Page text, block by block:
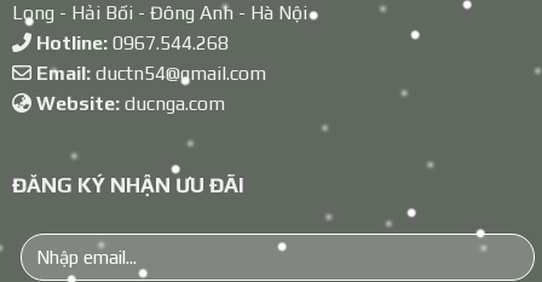
Long - Hải Bối - Đông Anh - Hà Nội
Hotline: 0967.544.268
Email: ductn54@gmail.com
Website: ducnga.com
ĐĂNG KÝ NHẬN ƯU ĐÃI